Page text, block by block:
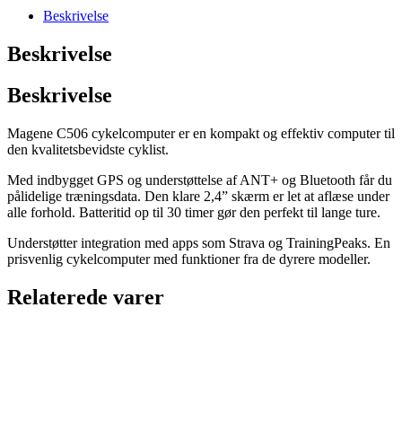
Beskrivelse
Beskrivelse
Beskrivelse
Magene C506 cykelcomputer er en kompakt og effektiv computer til
den kvalitetsbevidste cyklist.
Med indbygget GPS og understøttelse af ANT+ og Bluetooth får du
pålidelige træningsdata. Den klare 2,4” skærm er let at aflæse under
alle forhold. Batteritid op til 30 timer gør den perfekt til lange ture.
Understøtter integration med apps som Strava og TrainingPeaks. En
prisvenlig cykelcomputer med funktioner fra de dyrere modeller.
Relaterede varer